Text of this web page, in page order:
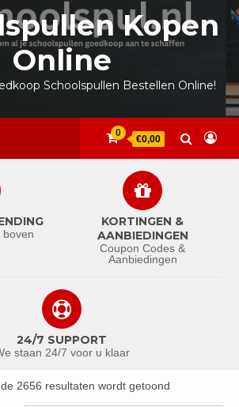
Kopen
Online
Schoolspullen Bestellen Online!
0
€0,00
boven
KORTINGEN &
AANBIEDINGEN
Coupon Codes &
Aanbiedingen
24/7 SUPPORT
staan 24/7 voor u klaar
2656 resultaten wordt getoond